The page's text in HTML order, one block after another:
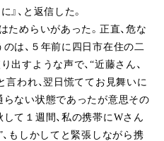
、と返信した。
ためらいがあった。正直、危な
は、５年前に四日市在住の二
出すような声で、“近藤さん、
言われ、翌日慌ててお見舞いに
らない状態であったが意思その
て１週間、私の携帯にWさん
もしかしてと緊張しながら携